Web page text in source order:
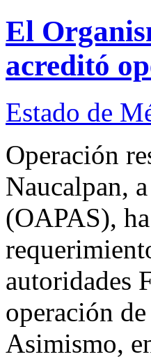
El
acreditó
Estado de
Operación
Naucalpan,
(OAPAS),
autoridades
operación
Asimismo,